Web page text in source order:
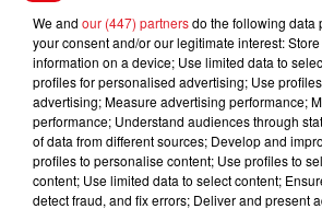
FIL D'ACTUS
We and our (447) partnersdo the following data
your consent and/or our legitimate interest:
information on a device; Use limited data to
profiles for personalised advertising; Use
advertising; Measure advertising performance;
performance; Understand audiences through
of data from different sources; Develop and
profiles to personalise content; Use profiles to
content; Use limited data to select content;
detect fraud, and fix errors; Deliver and present